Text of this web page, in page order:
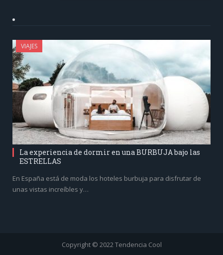
VIAJES
La experiencia de dormir en una BURBUJA bajo las
ESTRELLAS
En España está de moda los hoteles burbuja para disfrutar de
unas vistas increíbles y…
Copyright © 2022 Tendencia Cool